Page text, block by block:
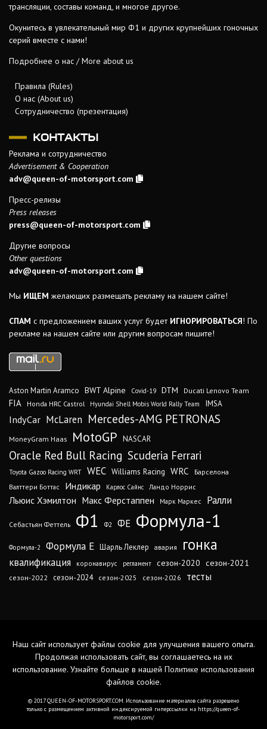
трансляции, составы команд, и многое другое.
Окунитесь в увлекательный мир Ф1 и других крупнейших гоночных
серий вместе с нами!
Подробнее о нас / More about us
Правила (Rules)
О нас (About us)
Сотрудничество (презентация)
КОНТАКТЫ
Реклама и сотрудничество
Advertisement & Cooperation
adv@queen-of-motorsport.com
Пресс-релизы
Press releases
press@queen-of-motorsport.com
Другие вопросы
Other questions
adv@queen-of-motorsport.com
Мы ИЩЕМ желающих размещать рекламу на нашем сайте!
СПАМ с предложением ваших услуг будет ИГНОРИРОВАТЬСЯ! По
рекламе на нашем сайте или другим вопросам пишите!
Aston Martin Aramco BWT Alpine Covid-19 DTM Ducati Lenovo Team
FIA Honda HRC Castrol Hyundai Shell Mobis World Rally Team IMSA
IndyCar McLaren Mercedes-AMG PETRONAS
MoneyGram Haas MotoGP NASCAR
Oracle Red Bull Racing Scuderia Ferrari
Toyota Gazoo Racing WRT WEC Williams Racing WRC
Барселона
Валттери Боттас
Индикар Карлос Сайнс Ландо Норрис
Льюис Хэмилтон Макс Ферстаппен Марк Маркес Ралли
Себастьян Феттель Ф1 Ф2 ФЕ Формула-1
Формула-2 Формула Е Шарль Леклер авария гонка
квалификация коронавирус регламент сезон-2020 сезон-2021
сезон-2022 сезон-2024 сезон-2025 сезон-2026 тесты
Наш сайт использует файлы cookie для улучшения вашего опыта.
Продолжая использовать сайт, вы соглашаетесь на их
использование. Узнайте больше в нашей Политике использования
файлов cookie.
© 2017 QUEEN-OF-MOTORSPORT.COM. Использование материалов сайта разрешено
только с размещением активной индексируемой гиперссылки на https://queen-of-
motorsport.com/